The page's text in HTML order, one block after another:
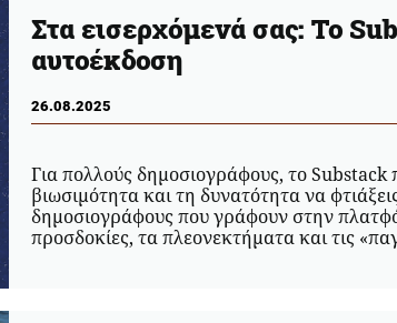
Στα εισερχόμενά σας: Το
αυτοέκδοση
26.08.2025
Για πολλούς δημοσιογράφους, το Substack
βιωσιμότητα και τη δυνατότητα να
δημοσιογράφους που γράφουν στην
προσδοκίες, τα πλεονεκτήματα και τις